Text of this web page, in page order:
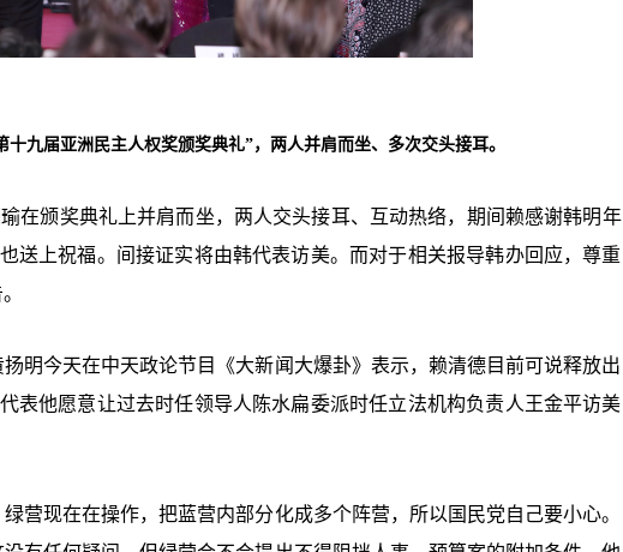
九届亚洲民主人权奖颁奖典礼”，两人并肩而坐、多次交头接耳。
在颁奖典礼上并肩而坐，两人交头接耳、互动热络，期间赖感谢韩明年
送上祝福。间接证实将由韩代表访美。而对于相关报导韩办回应，尊重
明今天在中天政论节目《大新闻大爆卦》表示，赖清德目前可说释放出
表他愿意让过去时任领导人陈水扁委派时任立法机构负责人王金平访美
营现在在操作，把蓝营内部分化成多个阵营，所以国民党自己要小心。